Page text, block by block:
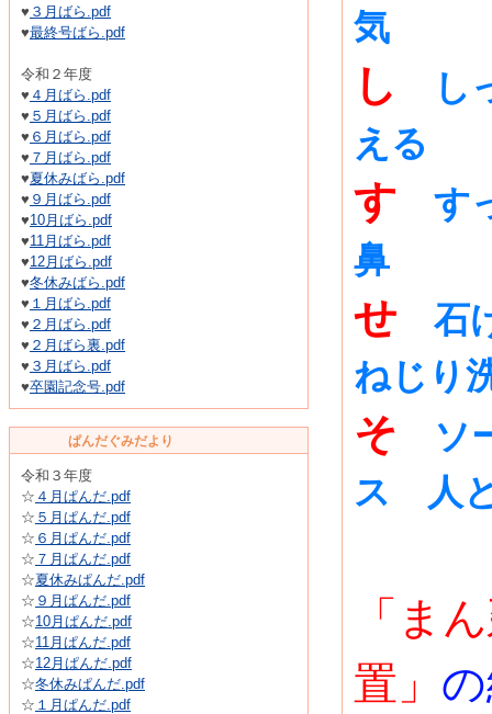
♥ ３月ばら.pdf
♥最終号ばら.pdf
令和２年度
♥ ４月ばら.pdf
♥ ５月ばら.pdf
♥ ６月ばら.pdf
♥ ７月ばら.pdf
♥夏休みばら.pdf
♥ ９月ばら.pdf
♥10月ばら.pdf
♥11月ばら.pdf
♥12月ばら.pdf
♥冬休みばら.pdf
♥ １月ばら.pdf
♥ ２月ばら.pdf
♥ ２月ばら裏.pdf
♥ ３月ばら.pdf
♥卒園記念号.pdf
ぱんだぐみだより
令和３年度
☆ ４月ぱんだ.pdf
☆ ５月ぱんだ.pdf
☆ ６月ぱんだ.pdf
☆ ７月ぱんだ.pdf
☆夏休みぱんだ.pdf
☆ ９月ぱんだ.pdf
☆10月ぱんだ.pdf
☆11月ぱんだ.pdf
☆12月ぱんだ.pdf
☆冬休みぱんだ.pdf
☆ １月ぱんだ.pdf
気
し
し
える
す
す
鼻
せ
石
ねじり
そ
ソ
ス 人
「ま
置」